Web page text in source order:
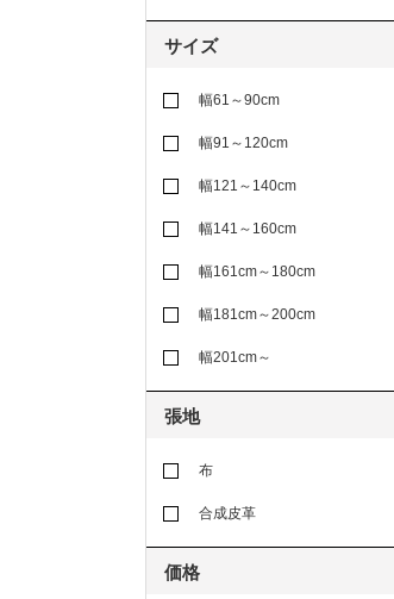
サイズ
幅61～90cm
幅91～120cm
幅121～140cm
幅141～160cm
幅161cm～180cm
幅181cm～200cm
幅201cm～
張地
布
合成皮革
価格